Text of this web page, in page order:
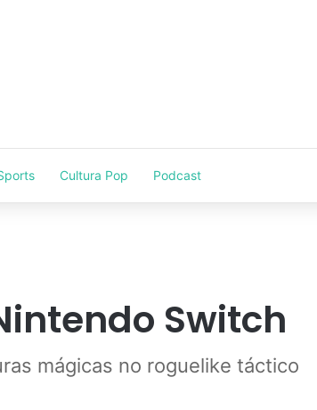
Cultura Pop Podcast
Switch
mágicas no roguelike táctico